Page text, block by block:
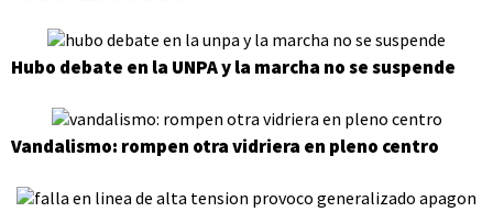
Hubo debate en la UNPA y la marcha no se suspende
Vandalismo: rompen otra vidriera en pleno centro